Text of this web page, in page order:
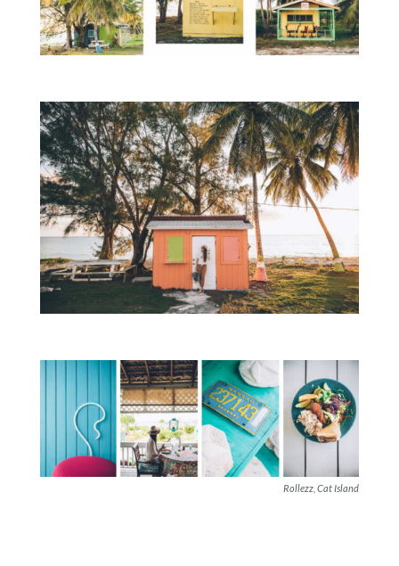
Rollezz, Cat Island